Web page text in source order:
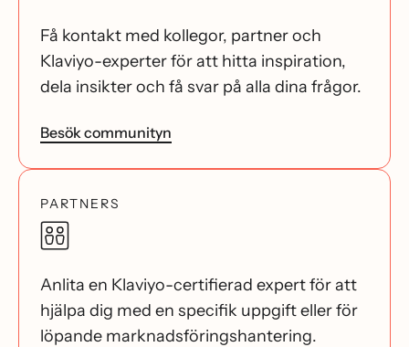
Få kontakt med kollegor, partner och
Klaviyo-experter för att hitta inspiration,
dela insikter och få svar på alla dina frågor.
Besök communityn
PARTNERS
Anlita en Klaviyo-certifierad expert för att
hjälpa dig med en specifik uppgift eller för
löpande marknadsföringshantering.